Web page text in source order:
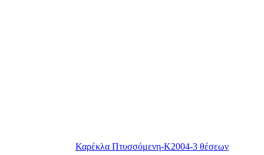
Καρέκλα Πτυσσόμενη-Κ2004-3 θέσεων